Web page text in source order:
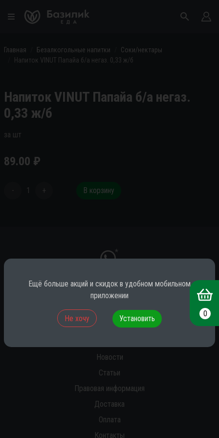
Главная Безалкогольные напитки
Соки/нектары
Напиток VINUT Папайа б/а негаз. 0,33 ж/б
Напиток VINUT Папайа б/а негаз.
0,33 ж/б
за шт
89.00 ₽
- 1 + В корзину
*
* принадлежит компании Meta (признана экстремистской на территории
Новости
Статьи
Правовая информация
Доставка
Оплата
Контакты
0
Ещё больше акций и скидок в удобном мобильном
приложении
Не хочу Установить